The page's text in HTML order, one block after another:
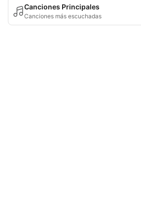
Canciones Principales
Canciones más escuchadas